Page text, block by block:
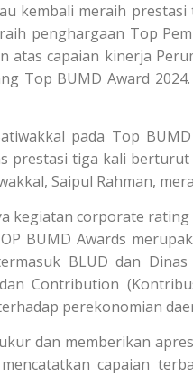
kembali meraih
penghargaan Top
atas capaian kinerja
Top BUMD Award
pada Top
prestasi tiga kali
Saipul Rahman,
kegiatan corporate
BUMD Awards
BLUD dan
Contribution
perekonomian
dan memberikan
capaian